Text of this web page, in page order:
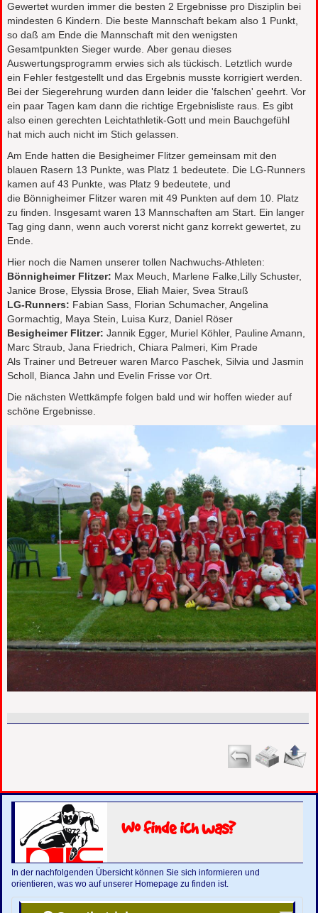
Gewertet wurden immer die besten 2 Ergebnisse pro Disziplin bei
mindesten 6 Kindern. Die beste Mannschaft bekam also 1 Punkt,
so daß am Ende die Mannschaft mit den wenigsten
Gesamtpunkten Sieger wurde. Aber genau dieses
Auswertungsprogramm erwies sich als tückisch. Letztlich wurde
ein Fehler festgestellt und das Ergebnis musste korrigiert werden.
Bei der Siegerehrung wurden dann leider die 'falschen' geehrt. Vor
ein paar Tagen kam dann die richtige Ergebnisliste raus. Es gibt
also einen gerechten Leichtathletik-Gott und mein Bauchgefühl
hat mich auch nicht im Stich gelassen.
Am Ende hatten die Besigheimer Flitzer gemeinsam mit den
blauen Rasern 13 Punkte, was Platz 1 bedeutete. Die LG-Runners
kamen auf 43 Punkte, was Platz 9 bedeutete, und
die Bönnigheimer Flitzer waren mit 49 Punkten auf dem 10. Platz
zu finden. Insgesamt waren 13 Mannschaften am Start. Ein langer
Tag ging dann, wenn auch vorerst nicht ganz korrekt gewertet, zu
Ende.
Hier noch die Namen unserer tollen Nachwuchs-Athleten:
Bönnigheimer Flitzer: Max Meuch, Marlene Falke,Lilly Schuster,
Janice Brose, Elyssia Brose, Eliah Maier, Svea Strauß
LG-Runners: Fabian Sass, Florian Schumacher, Angelina
Gormachtig, Maya Stein, Luisa Kurz, Daniel Röser
Besigheimer Flitzer:Jannik Egger, Muriel Köhler, Pauline Amann,
Marc Straub, Jana Friedrich, Chiara Palmeri, Kim Prade
Als Trainer und Betreuer waren Marco Paschek, Silvia und Jasmin
Scholl, Bianca Jahn und Evelin Frisse vor Ort.
Die nächsten Wettkämpfe folgen bald und wir hoffen wieder auf
schöne Ergebnisse.
Wo finde ich was?
In der nachfolgenden Übersicht können Sie sich informieren und
orientieren, was wo auf unserer Homepage zu finden ist.